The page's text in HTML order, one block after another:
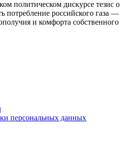
политическом дискурсе тезис о
потребление российского газа —
и комфорта собственного
персональных данных